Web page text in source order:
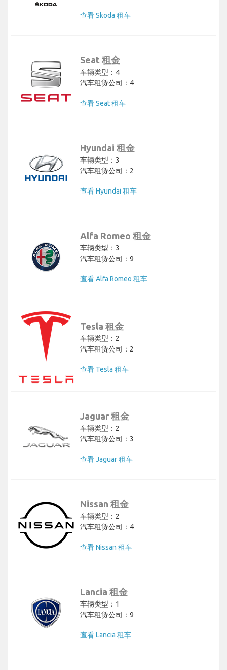
查看 Skoda 租车
Seat 租金
车辆类型：4
汽车租赁公司：4
查看 Seat 租车
Hyundai 租金
车辆类型：3
汽车租赁公司：2
查看 Hyundai 租车
Alfa Romeo 租金
车辆类型：3
汽车租赁公司：9
查看 Alfa Romeo 租车
Tesla 租金
车辆类型：2
汽车租赁公司：2
查看 Tesla 租车
Jaguar 租金
车辆类型：2
汽车租赁公司：3
查看 Jaguar 租车
Nissan 租金
车辆类型：2
汽车租赁公司：4
查看 Nissan 租车
Lancia 租金
车辆类型：1
汽车租赁公司：9
查看 Lancia 租车